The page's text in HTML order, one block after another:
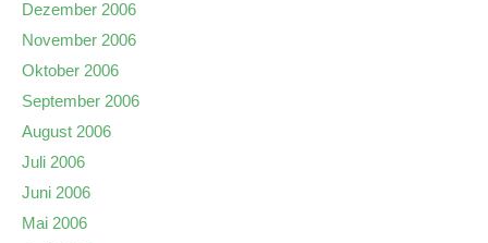
Dezember 2006
November 2006
Oktober 2006
September 2006
August 2006
Juli 2006
Juni 2006
Mai 2006